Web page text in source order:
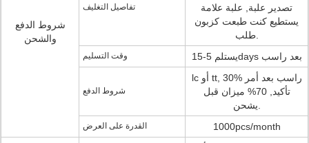
شروط الدفع
والشحن
تفاصيل التغليف
تصدير علبة, علبة علامة
يستطيع كنت طبعت كزبون
طلب.
وقت التسليم يستلم 5-15days بعد راسب
شروط الدفع
lc أو tt, 30% راسب بعد أمر
تأكيد, 70% ميزان قبل
القدرة على العرض 1000pcs/month